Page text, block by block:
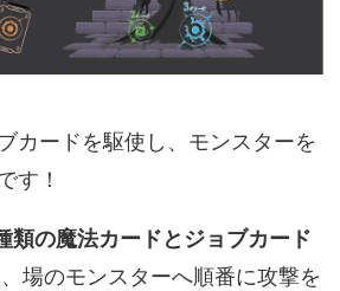
カードを駆使し、モンスターを
す！
類の魔法カードとジョブカード
、場のモンスターへ順番に攻撃を